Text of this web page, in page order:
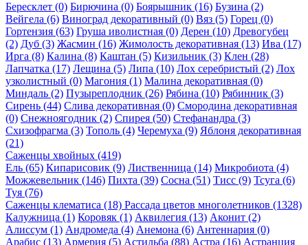
Бересклет (0) Бирючина (0) Боярышник (16) Бузина (2)
Вейгела (6) Виноград декоративный (0) Вяз (5) Горец (0)
Гортензия (63) Груша иволистная (0) Дерен (10) Древогубец
(2) Дуб (3) Жасмин (16) Жимолость декоративная (13) Ива (17)
Ирга (8) Калина (8) Каштан (5) Кизильник (3) Клен (28)
Лапчатка (17) Лещина (5) Липа (10) Лох серебристый (2) Лох
узколистный (0) Магония (1) Малина декоративная (0)
Миндаль (2) Пузыреплодник (26) Рябина (10) Рябинник (3)
Сирень (44) Слива декоративная (0) Смородина декоративная
(0) Снежноягодник (2) Спирея (50) Стефанандра (3)
Схизофрагма (3) Тополь (4) Черемуха (9) Яблоня декоративная
(21)
Саженцы хвойных (419)
Ель (65) Кипарисовик (9) Лиственница (14) Микробиота (4)
Можжевельник (146) Пихта (39) Сосна (51) Тисс (9) Тсуга (6)
Туя (76)
Саженцы клематиса (18) Рассада цветов многолетников (1328)
Калужница (1) Коровяк (1) Аквилегия (13) Аконит (2)
Алиссум (1) Андромеда (4) Анемона (6) Антеннария (0)
Арабис (13) Армерия (5) Астильба (88) Астра (16) Астранция